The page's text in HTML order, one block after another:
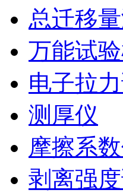
总迁移
万能试
电子拉
测厚仪
摩擦系
剥离强